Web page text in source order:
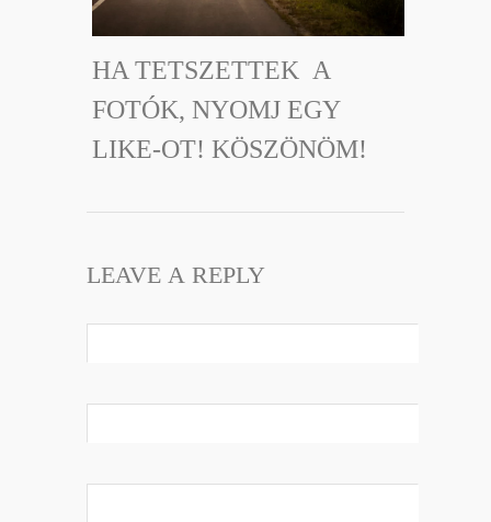
HA TETSZETTEK A
FOTÓK, NYOMJ EGY
LIKE-OT! KÖSZÖNÖM!
LEAVE A REPLY